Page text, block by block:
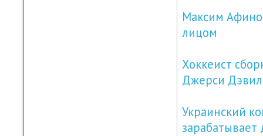
Максим
лицом
Хоккеист
Джерси
Украинский
зарабатывает